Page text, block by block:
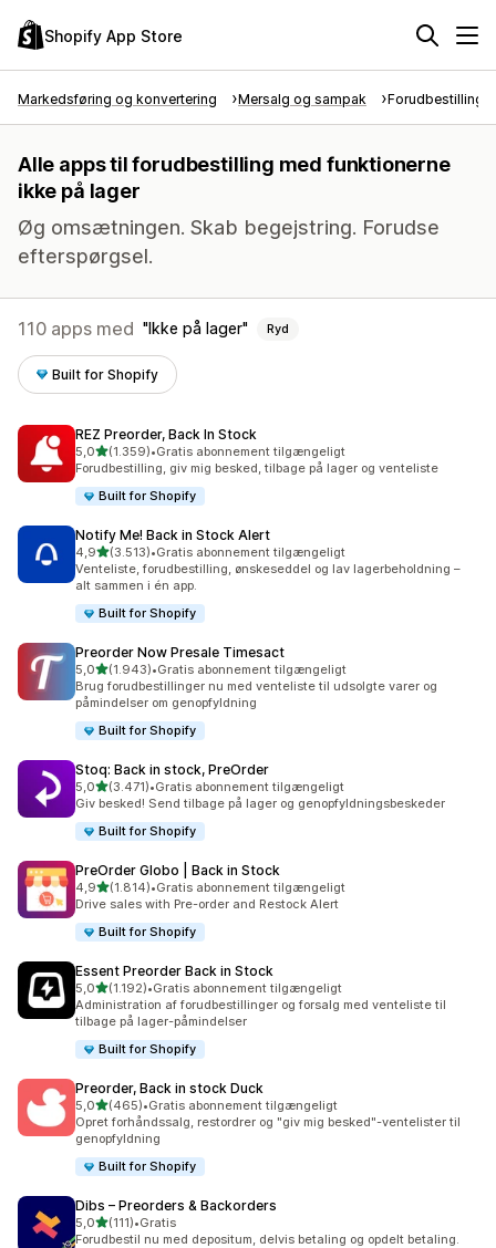
Shopify App Store
Markedsføring og konvertering Mersalg og sampak Forudbestillinger
Alle apps til forudbestilling med funktionerne
ikke på lager
Øg omsætningen. Skab begejstring. Forudse
efterspørgsel.
110 apps med Ikke på lager Ryd
Built for Shopify
REZ Preorder, Back In Stock
5,0ud af 5 stjerner
(1.359)
1359 anmeldelser i alt
•Gratis abonnement tilgængeligt
Forudbestilling, giv mig besked, tilbage på lager og venteliste
Built for Shopify
Notify Me! Back in Stock Alert
4,9ud af 5 stjerner
(3.513)
3513 anmeldelser i alt
•Gratis abonnement tilgængeligt
Venteliste, forudbestilling, ønskeseddel og lav lagerbeholdning –
alt sammen i én app.
Built for Shopify
Preorder Now Presale Timesact
5,0ud af 5 stjerner
(1.943)
1943 anmeldelser i alt
•Gratis abonnement tilgængeligt
Brug forudbestillinger nu med venteliste til udsolgte varer og
påmindelser om genopfyldning
Built for Shopify
Stoq: Back in stock, PreOrder
5,0ud af 5 stjerner
(3.471)
3471 anmeldelser i alt
•Gratis abonnement tilgængeligt
Giv besked! Send tilbage på lager og genopfyldningsbeskeder
Built for Shopify
PreOrder Globo | Back in Stock
4,9ud af 5 stjerner
(1.814)
1814 anmeldelser i alt
•Gratis abonnement tilgængeligt
Drive sales with Pre-order and Restock Alert
Built for Shopify
Essent Preorder Back in Stock
5,0ud af 5 stjerner
(1.192)
1192 anmeldelser i alt
•Gratis abonnement tilgængeligt
Administration af forudbestillinger og forsalg med venteliste til
tilbage på lager-påmindelser
Built for Shopify
Preorder, Back in stock Duck
5,0ud af 5 stjerner
(465)
465 anmeldelser i alt
•Gratis abonnement tilgængeligt
Opret forhåndssalg, restordrer og "giv mig besked"-ventelister til
genopfyldning
Built for Shopify
Dibs – Preorders & Backorders
5,0ud af 5 stjerner
(111)
111 anmeldelser i alt
•Gratis
Forudbestil nu med depositum, delvis betaling og opdelt betaling.